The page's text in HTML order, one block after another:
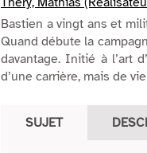
Bastien a vingt ans et
Quand débute la
davantage. Initié à l’art
d’une carrière, mais de
SUJET